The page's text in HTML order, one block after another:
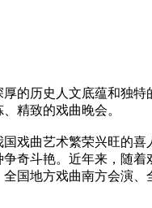
的历史人文底蕴和独
精致的戏曲晚会。
曲艺术繁荣兴旺的喜
奇斗艳。近年来，随着
国地方戏曲南方会演